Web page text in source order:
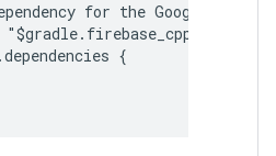
for the Google Mobile
{